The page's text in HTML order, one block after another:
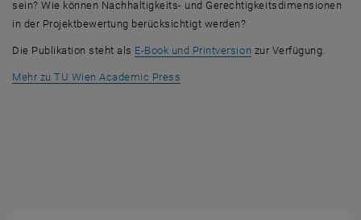
sein? Wie können Nachhaltigkeits- und Gerechtigkeitsdimensionen
in der Projektbewertung berücksichtigt werden?
Die Publikation steht als E-Boo k und Printversion , öffnet eine externe
zur Verfügung.
Mehr zu TU WienAcademic Press